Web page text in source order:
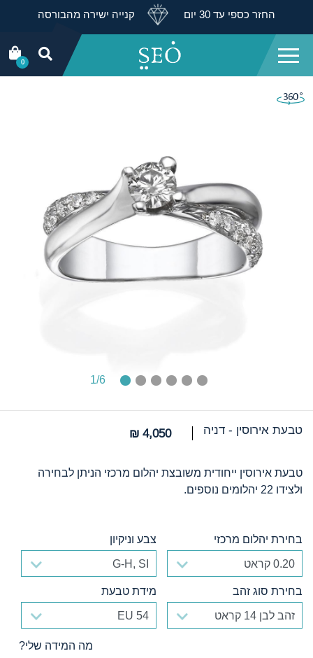
החזר כספי עד 30 יום קנייה ישירה מהבורסה
0
1/6
טבעת אירוסין - דניה 4,050 ₪
טבעת אירוסין ייחודית משובצת יהלום מרכזי הניתן לבחירה
ולצידו 22 יהלומים נוספים.
בחירת יהלום מרכזי
בחירת יהלום מרכזי
צבע וניקיון
צבע וניקיון
בחירת סוג זהב
בחירת סוג זהב
מידת טבעת
מידת טבעת
מה המידה שלי?